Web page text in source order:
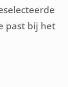
past bij het